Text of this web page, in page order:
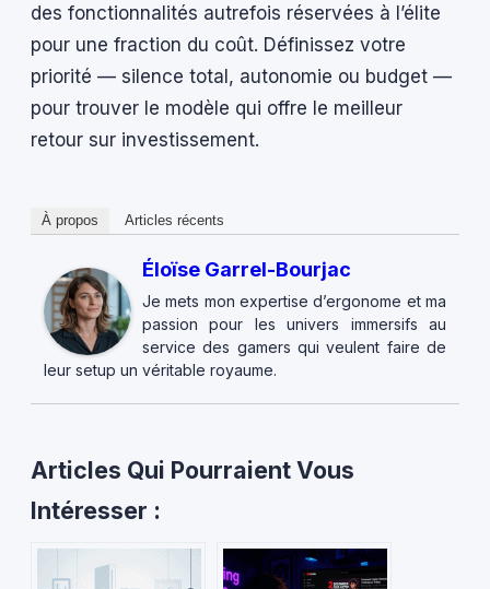
des fonctionnalités autrefois réservées à l’élite
pour une fraction du coût. Définissez votre
priorité — silence total, autonomie ou budget —
pour trouver le modèle qui offre le meilleur
retour sur investissement.
À propos Articles récents
Éloïse Garrel-Bourjac
Je mets mon expertise d’ergonome et ma
passion pour les univers immersifs au
service des gamers qui veulent faire de
leur setup un véritable royaume.
Articles Qui Pourraient Vous
Intéresser :